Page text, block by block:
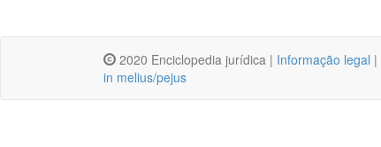
2020 Enciclopedia jurídica | Informação legal |
in melius/pejus